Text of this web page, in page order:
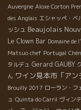
Auvergne Aloxe Corton
des Anglais エシャッペ・ベ
ッシュ Beaujolais
Le Clown Bar Domaine de
Matsuo chef Portugal
タルデュ Gerard GAUBY
ん ワイン見本市「アン
Brouilly 2017 ローラン・フ
ュ Quinta do Carril ヴィン